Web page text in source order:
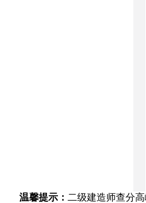
温馨提示： 二级建造师查分